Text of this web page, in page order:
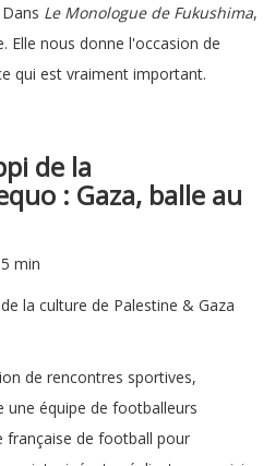
Le Monologue de Fukushima,
Elle nous donne l'occasion de
qui est vraiment important.
de la
: Gaza, balle au
min
la culture de Palestine & Gaza
de rencontres sportives,
une équipe de footballeurs
française de football pour